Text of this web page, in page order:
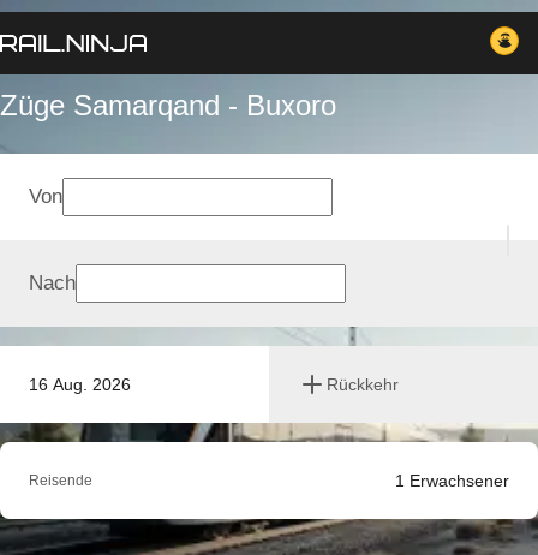
Züge Samarqand - Buxoro
16 Aug. 2026 Rückkehr
Von
Nach
Reisende 1 Erwachsener